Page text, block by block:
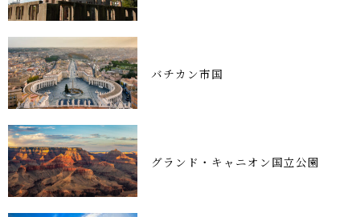
バチカン市国
グランド・キャニオン国立公園